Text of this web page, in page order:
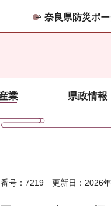
奈良県防災ポ
業 県政情報
号：7219 更新日：2026